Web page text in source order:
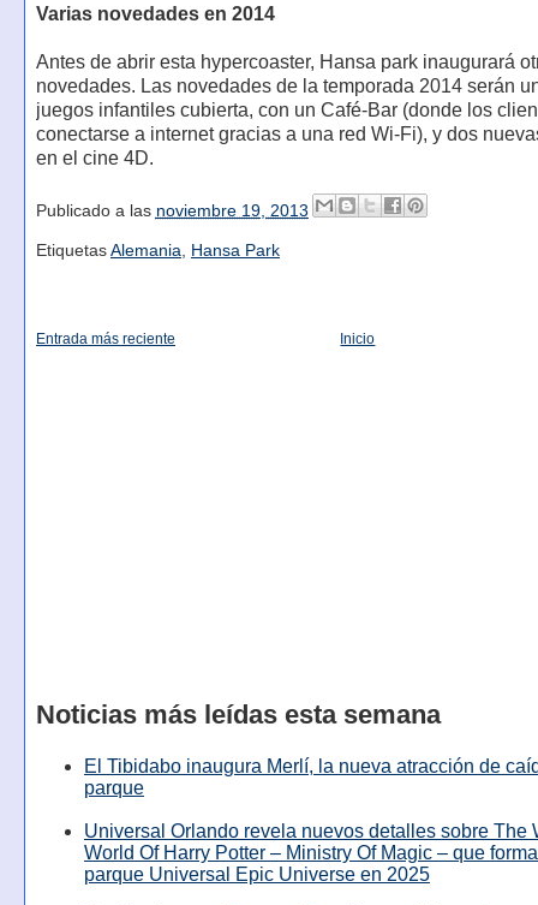
Varias novedades en 2014
Antes de abrir esta hypercoaster, Hansa park inaugurará
novedades. Las novedades de la temporada 2014 serán
juegos infantiles cubierta, con un Café-Bar (donde los
conectarse a internet gracias a una red Wi-Fi), y dos
en el cine 4D.
Publicado a las noviembre 19, 2013
Etiquetas Alemania, Hansa Park
Entrada más reciente Inicio
Noticias más leídas esta semana
El Tibidabo inaugura Merlí, la nueva atracción de
parque
Universal Orlando revela nuevos detalles sobre The
World Of Harry Potter – Ministry Of Magic – que
parque Universal Epic Universe en 2025